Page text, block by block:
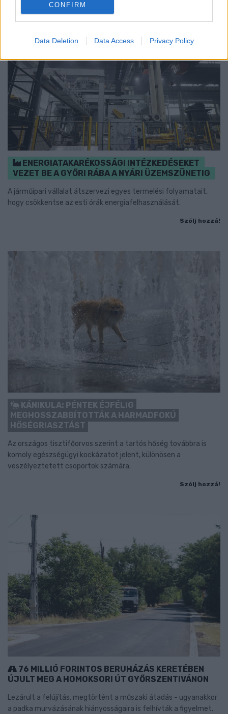
CONFIRM
Data Deletion Data Access Privacy Policy
ENERGIATAKARÉKOSSÁGI INTÉZKEDÉSEKET
VEZET BE A GYŐRI RÁBA A NYÁRI ÜZEMSZÜNETIG
A járműipari vállalat átszervezi egyes termelési folyamatait,
hogy csökkentse az esti órák energiafelhasználását.
Szólj hozzá!
KÁNIKULA: PÉNTEK ÉJFÉLIG
MEGHOSSZABBÍTOTTÁK A HARMADFOKÚ
HŐSÉGRIASZTÁST
Az országos tisztifőorvos szerint a tartós hőség továbbra is
komoly egészségügyi kockázatot jelent, különösen a
veszélyeztetett csoportok számára.
Szólj hozzá!
76 MILLIÓ FORINTOS BERUHÁZÁS KERETÉBEN
ÚJULT MEG A HOMOKSORI ÚT GYŐRSZENTIVÁNON
Lezárult a felújítás, megtörtént a műszaki átadás - ugyanakkor
a padka murvázásának hiányosságaira is felhívták a figyelmet.